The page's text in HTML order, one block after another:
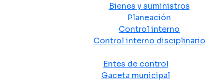
Bienes y suministros
Planeación
Control interno
Control interno disciplinario
Entes de control
Gaceta municipal